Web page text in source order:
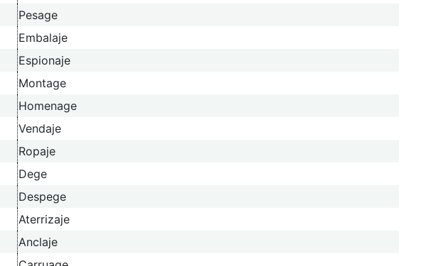
Pesage
Embalaje
Espionaje
Montage
Homenage
Vendaje
Ropaje
Dege
Despege
Aterrizaje
Anclaje